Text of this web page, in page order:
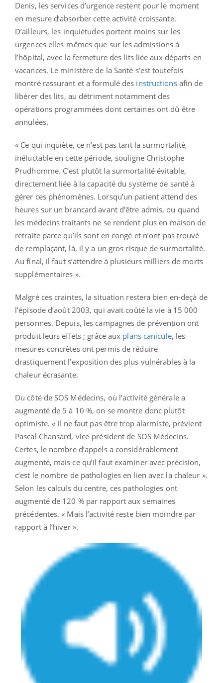
Denis, les services d’urgence restent pour le moment
en mesure d’absorber cette activité croissante.
D’ailleurs, les inquiétudes portent moins sur les
urgences elles-mêmes que sur les admissions à
l’hôpital, avec la fermeture des lits liée aux départs en
vacances. Le ministère de la Santé s’est toutefois
montré rassurant et a formulé des instructionsafin de
libérer des lits, au détriment notamment des
opérations programmées dont certaines ont dû être
annulées.
« Ce qui inquiète, ce n’est pas tant la surmortalité,
inéluctable en cette période, souligne Christophe
Prudhomme. C’est plutôt la surmortalité évitable,
directement liée à la capacité du système de santé à
gérer ces phénomènes. Lorsqu’un patient attend des
heures sur un brancard avant d’être admis, ou quand
les médecins traitants ne se rendent plus en maison de
retraite parce qu’ils sont en congé et n’ont pas trouvé
de remplaçant, là, il y a un gros risque de surmortalité.
Au final, il faut s’attendre à plusieurs milliers de morts
supplémentaires ».
Malgré ces craintes, la situation restera bien en-deçà de
l’épisode d’août 2003, qui avait coûté la vie à 15 000
personnes. Depuis, les campagnes de prévention ont
produit leurs effets ; grâce aux plans canicule, les
mesures concrètes ont permis de réduire
drastiquement l’exposition des plus vulnérables à la
chaleur écrasante.
Du côté de SOS Médecins, où l’activité générale a
augmenté de 5 à 10 %, on se montre donc plutôt
optimiste. « Il ne faut pas être trop alarmiste, prévient
Pascal Chansard, vice-président de SOS Médecins.
Certes, le nombre d’appels a considérablement
augmenté, mais ce qu’il faut examiner avec précision,
c’est le nombre de pathologies en lien avec la chaleur ».
Selon les calculs du centre, ces pathologies ont
augmenté de 120 % par rapport aux semaines
précédentes. « Mais l’activité reste bien moindre par
rapport à l’hiver ».